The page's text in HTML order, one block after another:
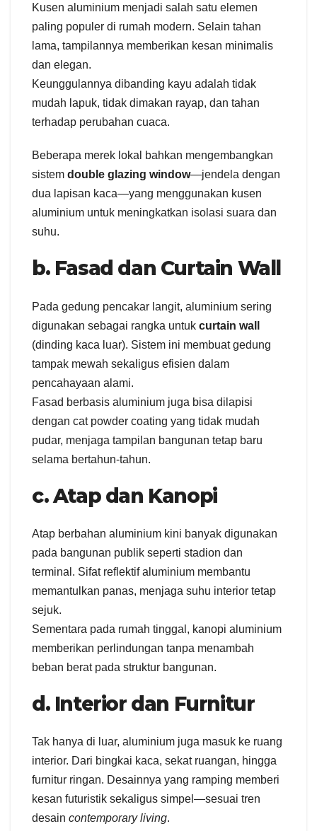
Kusen aluminium menjadi salah satu elemen
paling populer di rumah modern. Selain tahan
lama, tampilannya memberikan kesan minimalis
dan elegan.
Keunggulannya dibanding kayu adalah tidak
mudah lapuk, tidak dimakan rayap, dan tahan
terhadap perubahan cuaca.
Beberapa merek lokal bahkan mengembangkan
sistem double glazing window—jendela dengan
dua lapisan kaca—yang menggunakan kusen
aluminium untuk meningkatkan isolasi suara dan
suhu.
b. Fasad dan Curtain Wall
Pada gedung pencakar langit, aluminium sering
digunakan sebagai rangka untuk curtain wall
(dinding kaca luar). Sistem ini membuat gedung
tampak mewah sekaligus efisien dalam
pencahayaan alami.
Fasad berbasis aluminium juga bisa dilapisi
dengan cat powder coating yang tidak mudah
pudar, menjaga tampilan bangunan tetap baru
selama bertahun-tahun.
c. Atap dan Kanopi
Atap berbahan aluminium kini banyak digunakan
pada bangunan publik seperti stadion dan
terminal. Sifat reflektif aluminium membantu
memantulkan panas, menjaga suhu interior tetap
sejuk.
Sementara pada rumah tinggal, kanopi aluminium
memberikan perlindungan tanpa menambah
beban berat pada struktur bangunan.
d. Interior dan Furnitur
Tak hanya di luar, aluminium juga masuk ke ruang
interior. Dari bingkai kaca, sekat ruangan, hingga
furnitur ringan. Desainnya yang ramping memberi
kesan futuristik sekaligus simpel—sesuai tren
desain contemporary living.